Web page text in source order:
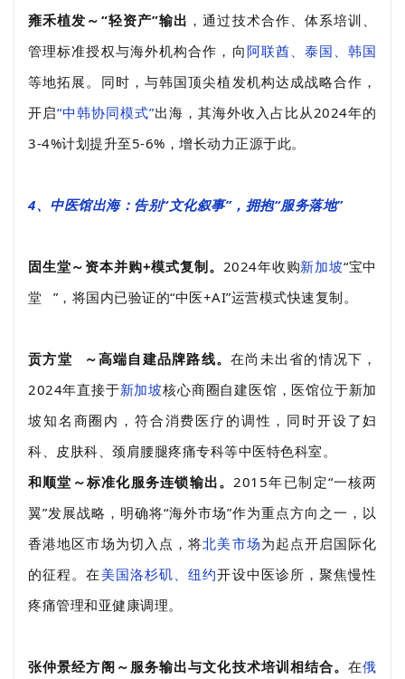
雍禾植发～“轻资产”输出 ，通过技术合作、体系培训、
管理标准授权与海外机构合作，向阿联酋、泰国、韩国
等地拓展。同时，与韩国顶尖植发机构达成战略合作，
开启“中韩协同模式”出海，其海外收入占比从2024年的
3-4%计划提升至5-6%，增长动力正源于此。
4、中医馆出海：告别“文化叙事”，拥抱“服务落地”
固生堂～资本并购+模式复制。 2024年收购新加坡“宝中
堂
”，将国内已验证的“中医+AI”运营模式快速复制。
贡方堂 ～高端自建品牌路线。在尚未出省的情况下，
2024年直接于新加坡核心商圈自建医馆，医馆位于新加
坡知名商圈内，符合消费医疗的调性，同时开设了妇
科、皮肤科、颈肩腰腿疼痛专科等中医特色科室。
和顺堂～标准化服务连锁输出。 2015年‌已制定“一核两
翼”发展战略，明确将“海外市场”作为重点方向之一，以
香港地区市场为切入点，将北美市场为起点开启国际化
的征程。在 美国洛杉矶、纽约开设中医诊所，聚焦慢性
疼痛管理和亚健康调理。
张仲景经方阁～服务输出与文化技术培训相结合。在俄